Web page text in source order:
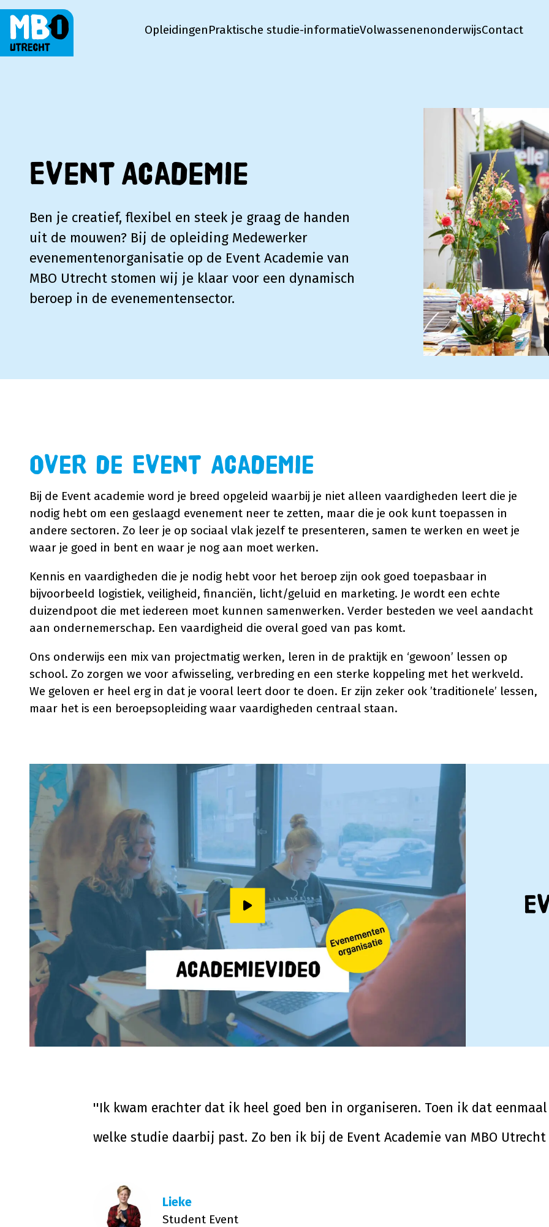
OpleidingenPraktische studie-informatieVolwassenenonderwijsContact
Event Academie
Ben je creatief, flexibel en steek je graag de handen
uit de mouwen? Bij de opleiding Medewerker
evenementenorganisatie op de Event Academie van
MBO Utrecht stomen wij je klaar voor een dynamisch
beroep in de evenementensector.
Over de Event Academie
Bij de Event academie word je breed opgeleid waarbij je niet alleen vaardigheden leert die je
nodig hebt om een geslaagd evenement neer te zetten, maar die je ook kunt toepassen in
andere sectoren. Zo leer je op sociaal vlak jezelf te presenteren, samen te werken en weet je
waar je goed in bent en waar je nog aan moet werken.
Kennis en vaardigheden die je nodig hebt voor het beroep zijn ook goed toepasbaar in
bijvoorbeeld logistiek, veiligheid, financiën, licht/geluid en marketing. Je wordt een echte
duizendpoot die met iedereen moet kunnen samenwerken. Verder besteden we veel aandacht
aan ondernemerschap. Een vaardigheid die overal goed van pas komt.
Ons onderwijs een mix van projectmatig werken, leren in de praktijk en ‘gewoon’ lessen op
school. Zo zorgen we voor afwisseling, verbreding en een sterke koppeling met het werkveld.
We geloven er heel erg in dat je vooral leert door te doen. Er zijn zeker ook ’traditionele’ lessen,
maar het is een beroepsopleiding waar vaardigheden centraal staan.
Speel video af
''Ik kwam erachter dat ik heel goed ben in organiseren. Toen ik dat eenmaal
welke studie daarbij past. Zo ben ik bij de Event Academie van MBO
Lieke
Student Event